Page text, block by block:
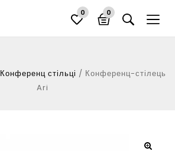
0 0
Конференц стільці / Конференц-стілець
Ari